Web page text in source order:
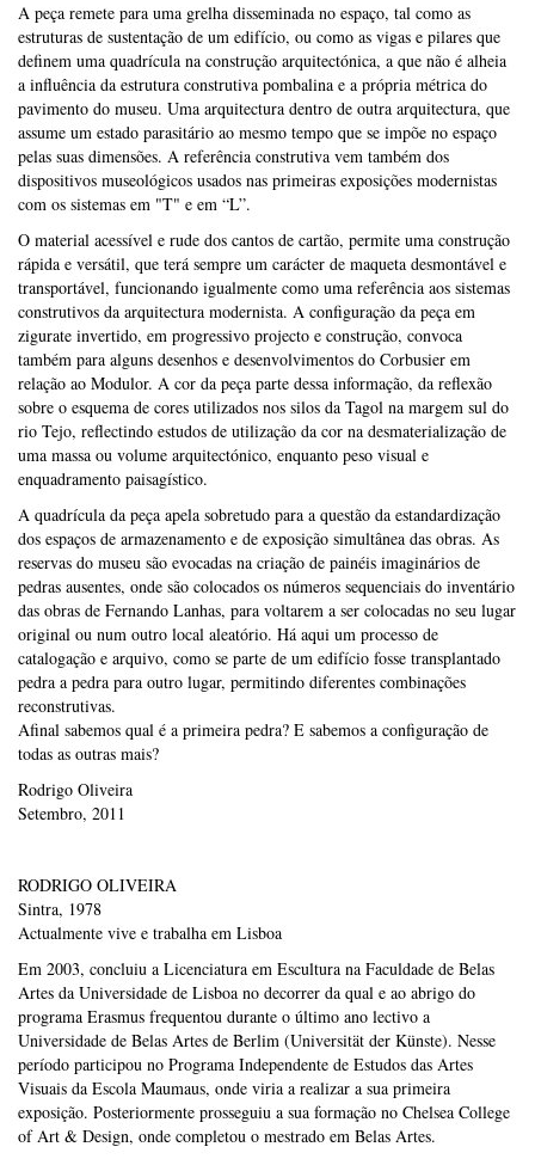
A peça remete para uma grelha disseminada no espaço, tal como as
estruturas de sustentação de um edifício, ou como as vigas e pilares que
definem uma quadrícula na construção arquitectónica, a que não é alheia
a influência da estrutura construtiva pombalina e a própria métrica do
pavimento do museu. Uma arquitectura dentro de outra arquitectura, que
assume um estado parasitário ao mesmo tempo que se impõe no espaço
pelas suas dimensões. A referência construtiva vem também dos
dispositivos museológicos usados nas primeiras exposições modernistas
com os sistemas em "T" e em “L”.
O material acessível e rude dos cantos de cartão, permite uma construção
rápida e versátil, que terá sempre um carácter de maqueta desmontável e
transportável, funcionando igualmente como uma referência aos sistemas
construtivos da arquitectura modernista. A configuração da peça em
zigurate invertido, em progressivo projecto e construção, convoca
também para alguns desenhos e desenvolvimentos do Corbusier em
relação ao Modulor. A cor da peça parte dessa informação, da reflexão
sobre o esquema de cores utilizados nos silos da Tagol na margem sul do
rio Tejo, reflectindo estudos de utilização da cor na desmaterialização de
uma massa ou volume arquitectónico, enquanto peso visual e
enquadramento paisagístico.
A quadrícula da peça apela sobretudo para a questão da estandardização
dos espaços de armazenamento e de exposição simultânea das obras. As
reservas do museu são evocadas na criação de painéis imaginários de
pedras ausentes, onde são colocados os números sequenciais do inventário
das obras de Fernando Lanhas, para voltarem a ser colocadas no seu lugar
original ou num outro local aleatório. Há aqui um processo de
catalogação e arquivo, como se parte de um edifício fosse transplantado
pedra a pedra para outro lugar, permitindo diferentes combinações
reconstrutivas.
Afinal sabemos qual é a primeira pedra? E sabemos a configuração de
todas as outras mais?
Rodrigo Oliveira
Setembro, 2011
RODRIGO OLIVEIRA
Sintra, 1978
Actualmente vive e trabalha em Lisboa
Em 2003, concluiu a Licenciatura em Escultura na Faculdade de Belas
Artes da Universidade de Lisboa no decorrer da qual e ao abrigo do
programa Erasmus frequentou durante o último ano lectivo a
Universidade de Belas Artes de Berlim (Universität der Künste). Nesse
período participou no Programa Independente de Estudos das Artes
Visuais da Escola Maumaus, onde viria a realizar a sua primeira
exposição. Posteriormente prosseguiu a sua formação no Chelsea College
of Art & Design, onde completou o mestrado em Belas Artes.